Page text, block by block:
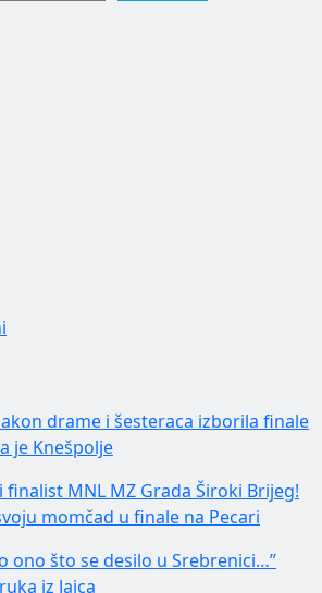
drame i šesteraca izborila finale
je Knešpolje
finalist MNL MZ Grada Široki Brijeg!
momčad u finale na Pecari
ono što se desilo u Srebrenici…”
iz Jajca